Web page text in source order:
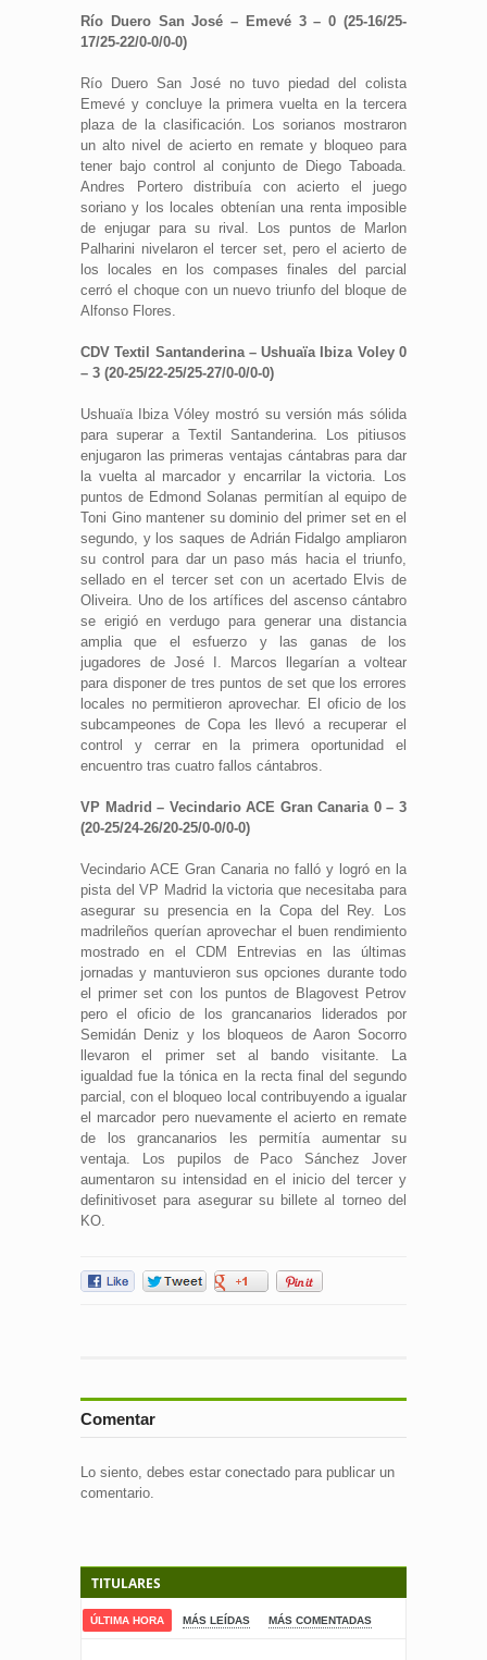
Río Duero San José – Emevé 3 – 0 (25-16/25-
17/25-22/0-0/0-0)
Río Duero San José no tuvo piedad del colista
Emevé y concluye la primera vuelta en la tercera
plaza de la clasificación. Los sorianos mostraron
un alto nivel de acierto en remate y bloqueo para
tener bajo control al conjunto de Diego Taboada.
Andres Portero distribuía con acierto el juego
soriano y los locales obtenían una renta imposible
de enjugar para su rival. Los puntos de Marlon
Palharini nivelaron el tercer set, pero el acierto de
los locales en los compases finales del parcial
cerró el choque con un nuevo triunfo del bloque de
Alfonso Flores.
CDV Textil Santanderina – Ushuaïa Ibiza Voley 0
– 3 (20-25/22-25/25-27/0-0/0-0)
Ushuaïa Ibiza Vóley mostró su versión más sólida
para superar a Textil Santanderina. Los pitiusos
enjugaron las primeras ventajas cántabras para dar
la vuelta al marcador y encarrilar la victoria. Los
puntos de Edmond Solanas permitían al equipo de
Toni Gino mantener su dominio del primer set en el
segundo, y los saques de Adrián Fidalgo ampliaron
su control para dar un paso más hacia el triunfo,
sellado en el tercer set con un acertado Elvis de
Oliveira. Uno de los artífices del ascenso cántabro
se erigió en verdugo para generar una distancia
amplia que el esfuerzo y las ganas de los
jugadores de José I. Marcos llegarían a voltear
para disponer de tres puntos de set que los errores
locales no permitieron aprovechar. El oficio de los
subcampeones de Copa les llevó a recuperar el
control y cerrar en la primera oportunidad el
encuentro tras cuatro fallos cántabros.
VP Madrid – Vecindario ACE Gran Canaria 0 – 3
(20-25/24-26/20-25/0-0/0-0)
Vecindario ACE Gran Canaria no falló y logró en la
pista del VP Madrid la victoria que necesitaba para
asegurar su presencia en la Copa del Rey. Los
madrileños querían aprovechar el buen rendimiento
mostrado en el CDM Entrevias en las últimas
jornadas y mantuvieron sus opciones durante todo
el primer set con los puntos de Blagovest Petrov
pero el oficio de los grancanarios liderados por
Semidán Deniz y los bloqueos de Aaron Socorro
llevaron el primer set al bando visitante. La
igualdad fue la tónica en la recta final del segundo
parcial, con el bloqueo local contribuyendo a igualar
el marcador pero nuevamente el acierto en remate
de los grancanarios les permitía aumentar su
ventaja. Los pupilos de Paco Sánchez Jover
aumentaron su intensidad en el inicio del tercer y
definitivoset para asegurar su billete al torneo del
KO.
Comentar
Lo siento, debes estar conectado para publicar un
comentario.
TITULARES
ÚLTIMA HORA MÁS LEÍDAS MÁS COMENTADAS